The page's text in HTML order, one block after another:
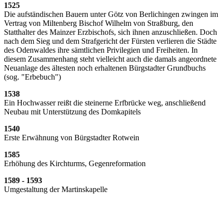
1525
Die aufständischen Bauern unter Götz von Berlichingen zwingen im
Vertrag von Miltenberg Bischof Wilhelm von Straßburg, den
Statthalter des Mainzer Erzbischofs, sich ihnen anzuschließen. Doch
nach dem Sieg und dem Strafgericht der Fürsten verlieren die Städte
des Odenwaldes ihre sämtlichen Privilegien und Freiheiten. In
diesem Zusammenhang steht vielleicht auch die damals angeordnete
Neuanlage des ältesten noch erhaltenen Bürgstadter Grundbuchs
(sog. "Erbebuch")
1538
Ein Hochwasser reißt die steinerne Erfbrücke weg, anschließend
Neubau mit Unterstützung des Domkapitels
1540
Erste Erwähnung von Bürgstadter Rotwein
1585
Erhöhung des Kirchturms, Gegenreformation
1589 - 1593
Umgestaltung der Martinskapelle